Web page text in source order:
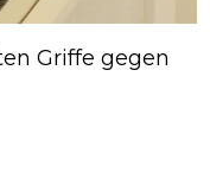
Griffe gegen